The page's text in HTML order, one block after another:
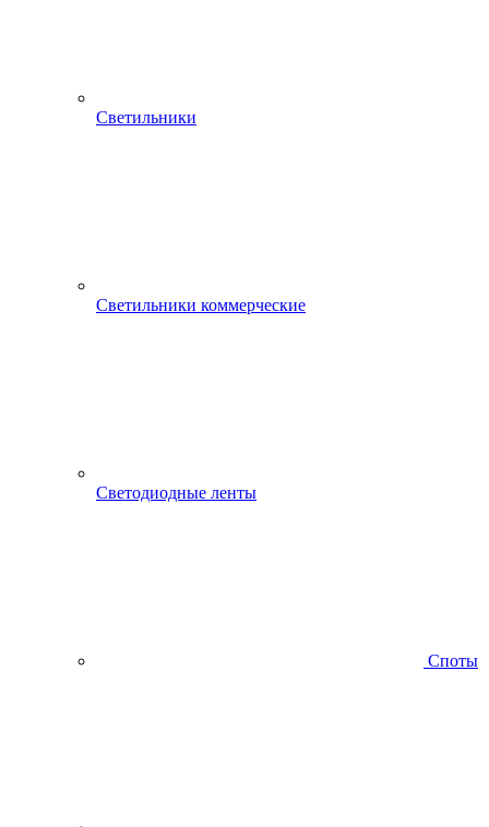
Светильники
Светильники коммерческие
Светодиодные ленты
Споты